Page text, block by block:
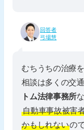
回答者
弓場慧
むちうちの治療
相談は多くの交
トム法律事務所
自動車事故被害
かもしれないの